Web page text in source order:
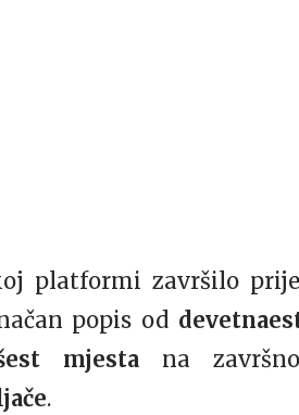
platformi završilo
popis od
mjesta na
.